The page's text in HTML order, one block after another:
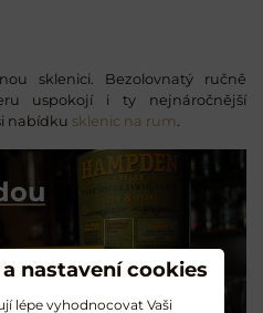
sklenici. Bezolovnatý ručně
uspokojí i ty nejnáročnější
nabídku sklenic na rum
nastavení cookies
lépe vyhodnocovat Vaši